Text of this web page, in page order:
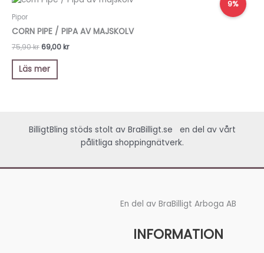
9%
Pipor
CORN PIPE / PIPA AV MAJSKOLV
75,90kr
ursprungliga
var:
75,90 kr.
69,00kr
nuvarande
är:
69,00 kr.
Läs mer
BilligtBling stöds stolt av BraBilligt.se
en del av vårt
pålitliga shoppingnätverk.
En del av BraBilligt Arboga AB
INFORMATION